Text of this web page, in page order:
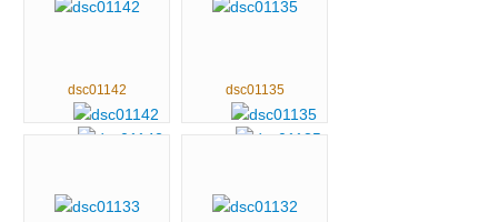
dsc01142 dsc01135